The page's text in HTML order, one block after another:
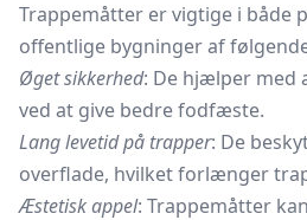
Trappemåtter er vigtige i både
offentlige bygninger af
Øget sikkerhed: De hjælper med
ved at give bedre fodfæste.
Lang levetid på trapper: De
overflade, hvilket forlænger
Æstetisk appel: Trappemåtter